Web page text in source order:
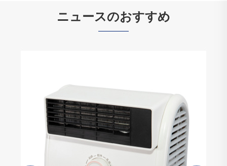
ニュースのおすすめ
角型半自動洗濯機の騒音レベル分析
もっと見る >>